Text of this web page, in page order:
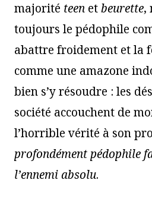
majorité teen etbeurette,
toujours le pédophile
abattre froidement et la
comme une amazone
bien s’y résoudre : les
société accouchent de
l’horrible vérité à son
profondément pédophile
l’ennemi absolu.